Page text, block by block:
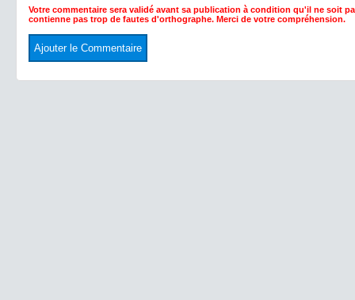
Votre commentaire sera validé avant sa publication à condition qu'il ne soit
contienne pas trop de fautes d'orthographe. Merci de votre compréhension.